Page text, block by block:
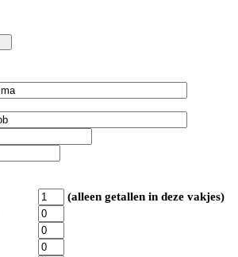
(alleen getallen in deze vakjes)